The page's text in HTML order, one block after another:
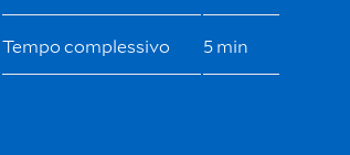
Tempo complessivo 5 min